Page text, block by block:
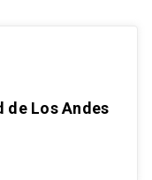
de Los Andes